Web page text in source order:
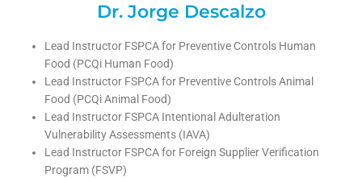
Dr. Jorge Descalzo
Lead Instructor FSPCA for Preventive Controls Human
Food (PCQi Human Food)
Lead Instructor FSPCA for Preventive Controls Animal
Food (PCQi Animal Food)
Lead Instructor FSPCA Intentional Adulteration
Vulnerability Assessments (IAVA)
Lead Instructor FSPCA for Foreign Supplier Verification
Program (FSVP)